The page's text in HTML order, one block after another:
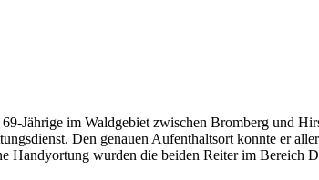
Jährige im Waldgebiet zwischen Bromberg und
Den genauen Aufenthaltsort konnte er
Handyortung wurden die beiden Reiter im